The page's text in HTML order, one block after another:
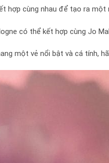
hợp cùng nhau để tạo ra
có thể kết hợp cùng Jo
một vẻ nổi bật và cá tính,